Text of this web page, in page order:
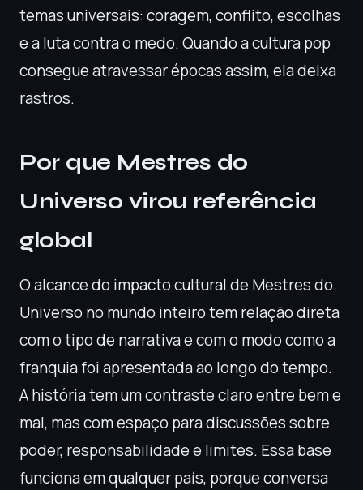
temas universais: coragem, conflito, escolhas
e a luta contra o medo. Quando a cultura pop
consegue atravessar épocas assim, ela deixa
rastros.
Por que Mestres do
Universo virou referência
global
O alcance do impacto cultural de Mestres do
Universo no mundo inteiro tem relação direta
com o tipo de narrativa e com o modo como a
franquia foi apresentada ao longo do tempo.
A história tem um contraste claro entre bem e
mal, mas com espaço para discussões sobre
poder, responsabilidade e limites. Essa base
funciona em qualquer país, porque conversa